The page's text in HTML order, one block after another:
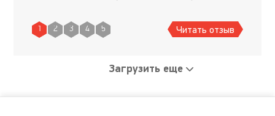
отвечать на их звонки. Но они про
1 2 3 4 5 Читать отзыв
Загрузить еще